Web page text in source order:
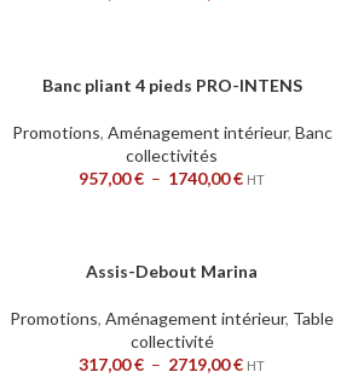
CHOIX DES OPTIONS
Banc pliant 4 pieds PRO-INTENS
Promotions, Aménagement intérieur, Banc
collectivités
957,00€ – 1740,00€ HT
CHOIX DES OPTIONSAssis-Debout Marina
Promotions,Aménagement intérieur, Table
collectivité
317,00€ – 2719,00€ HT